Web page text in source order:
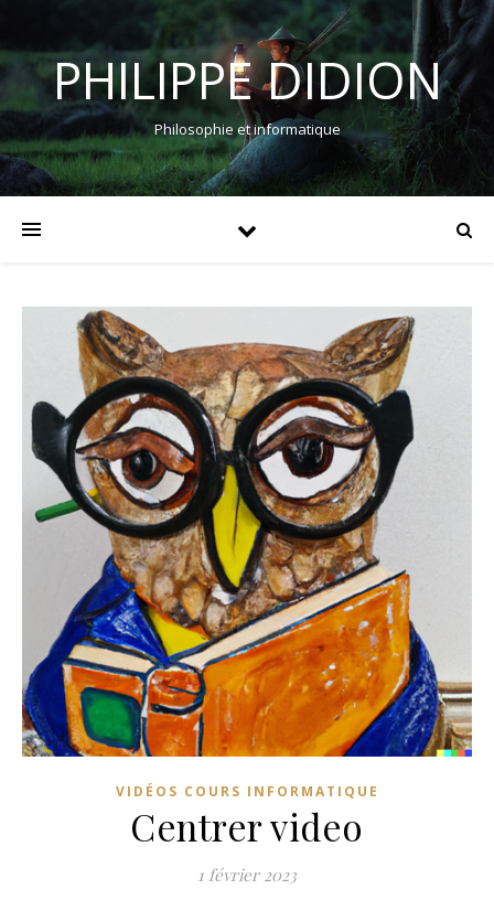
PHILIPPE DIDION
Philosophie et informatique
VIDÉOS COURS INFORMATIQUE
Centrer video
1 février 2023